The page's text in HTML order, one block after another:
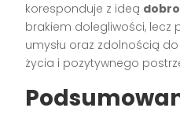
koresponduje z ideą
brakiem dolegliwości, lecz
umysłu oraz zdolnością
życia i pozytywnego